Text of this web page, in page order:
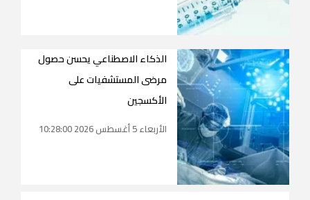
الذكاء الاصطناعي يحسن حصول
مرضى المستشفيات على
الأكسجين
الأربعاء 5 أغسطس 2026 10:28:00